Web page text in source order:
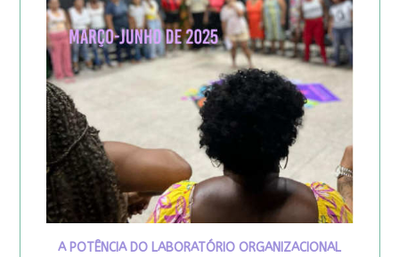
A POTÊNCIA DO LABORATÓRIO ORGANIZACIONAL